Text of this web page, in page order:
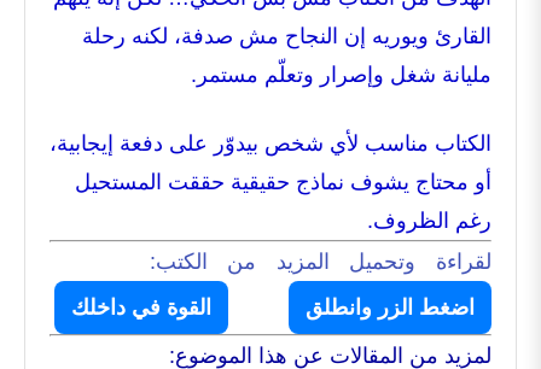
القارئ ويوريه إن النجاح مش صدفة، لكنه رحلة
مليانة شغل وإصرار وتعلّم مستمر.
الكتاب مناسب لأي شخص بيدوّر على دفعة إيجابية،
أو محتاج يشوف نماذج حقيقية حققت المستحيل
رغم الظروف.
لقراءة وتحميل المزيد من الكتب:
اضغط الزر وانطلق
القوة في داخلك
لمزيد من المقالات عن هذا الموضوع: